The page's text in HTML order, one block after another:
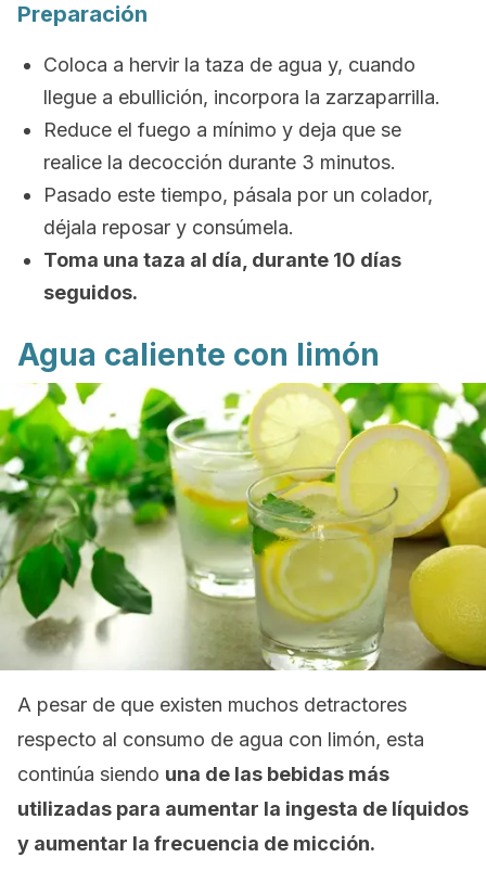
Preparación
Coloca a hervir la taza de agua y, cuando
llegue a ebullición, incorpora la zarzaparrilla.
Reduce el fuego a mínimo y deja que se
realice la decocción durante 3 minutos.
Pasado este tiempo, pásala por un colador,
déjala reposar y consúmela.
Toma una taza al día, durante 10 días
seguidos.
Agua caliente con limón
A pesar de que existen muchos detractores
respecto al consumo de agua con limón, esta
continúa siendo una de las bebidas más
utilizadas para aumentar la ingesta de líquidos
y aumentar la frecuencia de micción.